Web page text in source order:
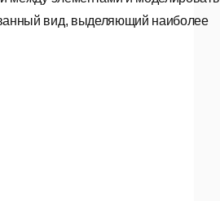
вид, выделяющий наиболее